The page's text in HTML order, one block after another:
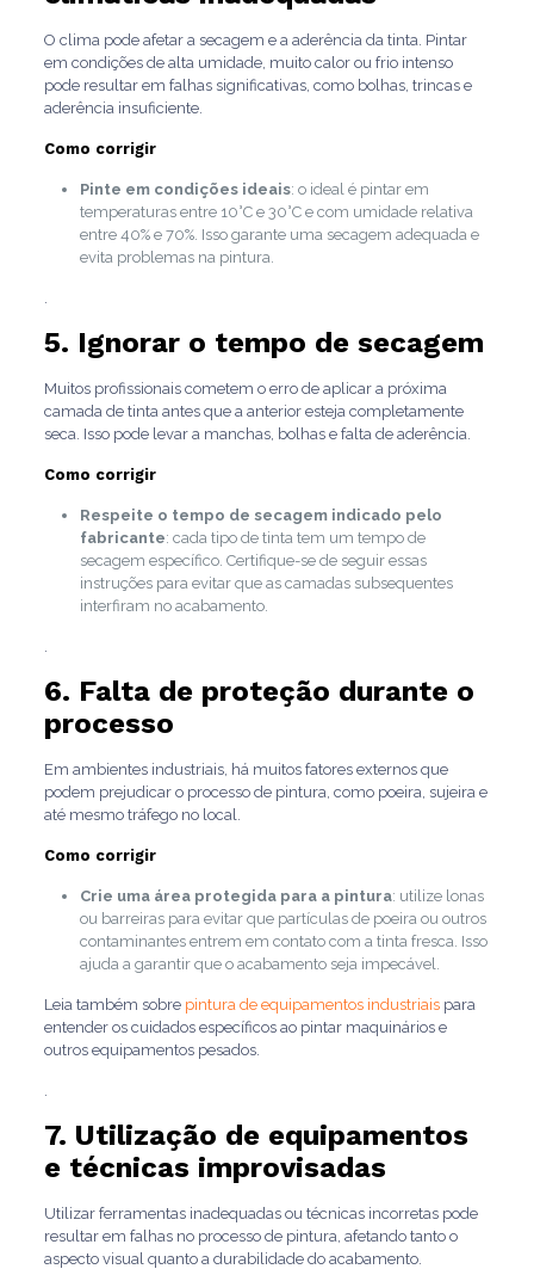
O clima pode afetar a secagem e a aderência da tinta. Pintar
em condições de alta umidade, muito calor ou frio intenso
pode resultar em falhas significativas, como bolhas, trincas e
aderência insuficiente.
Como corrigir
Pinte em condições ideais: o ideal é pintar em
temperaturas entre 10°C e 30°C e com umidade relativa
entre 40% e 70%. Isso garante uma secagem adequada e
evita problemas na pintura.
5. Ignorar o tempo de secagem
Muitos profissionais cometem o erro de aplicar a próxima
camada de tinta antes que a anterior esteja completamente
seca. Isso pode levar a manchas, bolhas e falta de aderência.
Como corrigir
Respeite o tempo de secagem indicado pelo
fabricante: cada tipo de tinta tem um tempo de
secagem específico. Certifique-se de seguir essas
instruções para evitar que as camadas subsequentes
interfiram no acabamento.
6. Falta de proteção durante o
processo
Em ambientes industriais, há muitos fatores externos que
podem prejudicar o processo de pintura, como poeira, sujeira e
até mesmo tráfego no local.
Como corrigir
Crie uma área protegida para a pintura: utilize lonas
ou barreiras para evitar que partículas de poeira ou outros
contaminantes entrem em contato com a tinta fresca. Isso
ajuda a garantir que o acabamento seja impecável.
Leia também sobre pintura de equipamentos industriaispara
entender os cuidados específicos ao pintar maquinários e
outros equipamentos pesados.
7. Utilização de equipamentos
e técnicas improvisadas
Utilizar ferramentas inadequadas ou técnicas incorretas pode
resultar em falhas no processo de pintura, afetando tanto o
aspecto visual quanto a durabilidade do acabamento.